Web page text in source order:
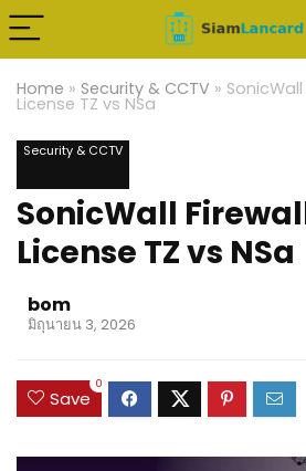
Home » Security & CCTV » SonicWall
License TZ vs NSa
Security & CCTV
SonicWall Firewall
License TZ vs NSa
bom
มิถุนายน 3, 2026
Save
0